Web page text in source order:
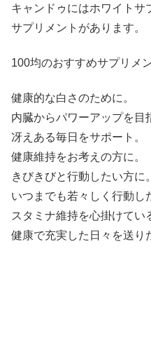
キャンドゥにはホワイトサ
サプリメントがあります。
100均のおすすめサプリメ
健康的な白さのために。
内臓からパワーアップを目
冴えある毎日をサポート。
健康維持をお考えの方に。
きびきびと行動したい方に。
いつまでも若々しく行動し
スタミナ維持を心掛けてい
健康で充実した日々を送り